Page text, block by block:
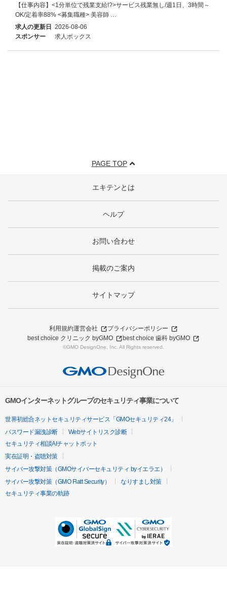
【仕事内容】<1分単位で残業支給!?>サービス残業無し/週1日、3時間～
OK/定着率88% <募集職種> 美容師 …
求人の更新日 2026-08-06
スポンサー
求人ボックス
PAGE TOP
エキテンとは
ヘルプ
お問い合わせ
掲載のご案内
サイトマップ
利用規約運営会社
プライバシーポリシー
best choice クリニック byGMO
best choice 歯科 byGMO
©GMO DesignOne, Inc. All Rights reserved.
GMOインターネットグループのセキュリティ事業について
世界初総合ネットセキュリティサービス「GMOセキュリティ24」
パスワード漏洩診断
Webサイトリスク診断
セキュリティ相談AIチャットボット
実在証明・盗聴対策
サイバー攻撃対策（GMOサイバーセキュリティ byイエラエ）
サイバー攻撃対策（GMO Flatt Security）
なりすまし対策
セキュリティ事業の軌跡